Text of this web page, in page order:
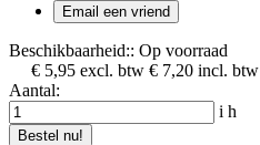
Email een vriend
Beschikbaarheid:: Op voorraad
€ 5,95 excl. btw € 7,20 incl. btw
Aantal:
i h
Bestel nu!